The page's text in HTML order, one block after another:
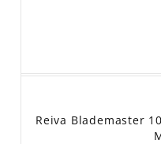
Reiva Blademaster